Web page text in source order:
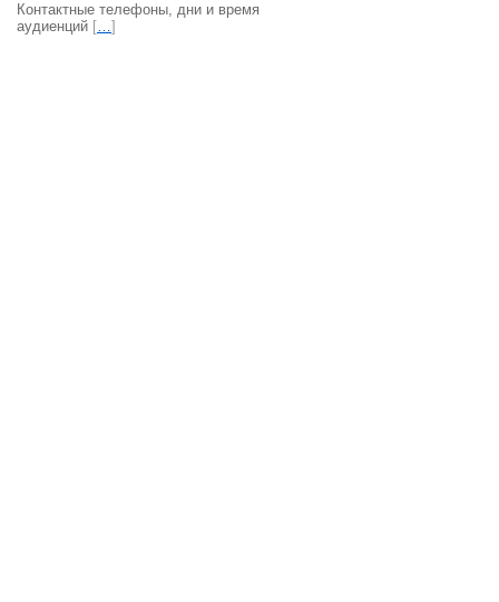
Контактные телефоны, дни и время
аудиенций […]